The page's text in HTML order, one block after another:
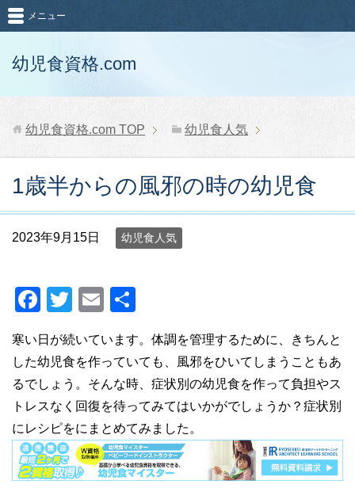
幼児食資格.com
メニュー
幼児食資格.com TOP 幼児食人気
1歳半からの風邪の時の幼児食
2023年9月15日 幼児食人気
F
c
e
b
o
o
k
T
tt
er
E
ail
寒い日が続いています。体調を管理するために、きちんと
した幼児食を作っていても、風邪をひいてしまうこともあ
るでしょう。そんな時、症状別の幼児食を作って負担やス
トレスなく回復を待ってみてはいかがでしょうか？症状別
にレシピをにまとめてみました。